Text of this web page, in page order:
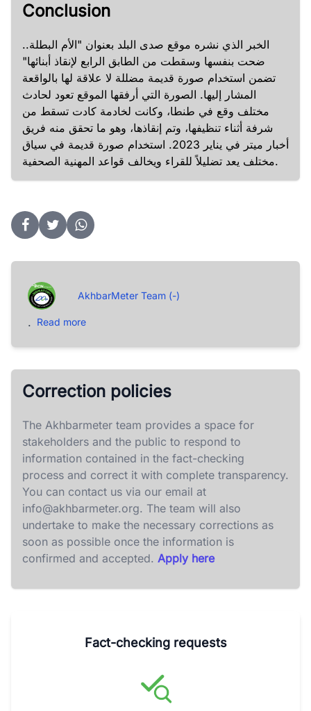
Conclusion
الخبر الذي نشره موقع صدى البلد بعنوان "الأم البطلة..
ضحت بنفسها وسقطت من الطابق الرابع لإنقاذ أبنائها"
تضمن استخدام صورة قديمة مضللة لا علاقة لها بالواقعة
المشار إليها. الصورة التي أرفقها الموقع تعود لحادث
مختلف وقع في طنطا، وكانت لخادمة كادت تسقط من
شرفة أثناء تنظيفها، وتم إنقاذها، وهو ما تحقق منه فريق
أخبار ميتر في يناير 2023. استخدام صورة قديمة في سياق
مختلف يعد تضليلاً للقراء ويخالف قواعد المهنية الصحفية.
AkhbarMeter Team (-)
. Read more
Correction policies
The Akhbarmeter team provides a space for
stakeholders and the public to respond to
information contained in the fact-checking
process and correct it with complete transparency.
You can contact us via our email at
info@akhbarmeter.org. The team will also
undertake to make the necessary corrections as
soon as possible once the information is
confirmed and accepted. Apply here
Fact-checking requests